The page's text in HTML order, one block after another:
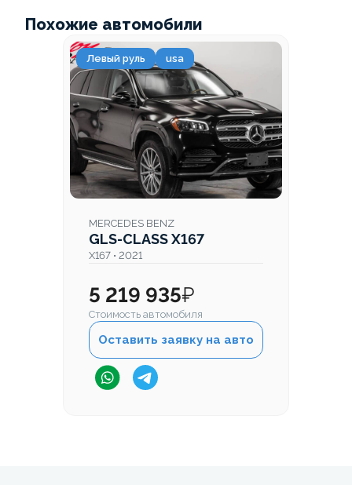
Похожие автомобили
Левый руль usa
MERCEDES BENZ
GLS-CLASS X167
X167 • 2021
5 219 935₽
Стоимость автомобиля
Оставить заявку на авто